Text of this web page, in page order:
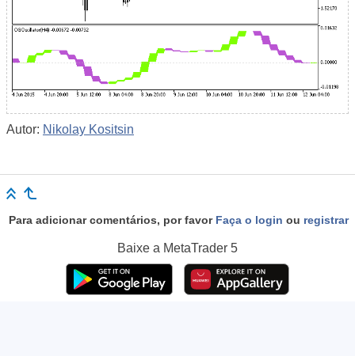
Autor: Nikolay Kositsin
Para adicionar comentários, por favor Faça o login ou registrar
Baixe a MetaTrader 5